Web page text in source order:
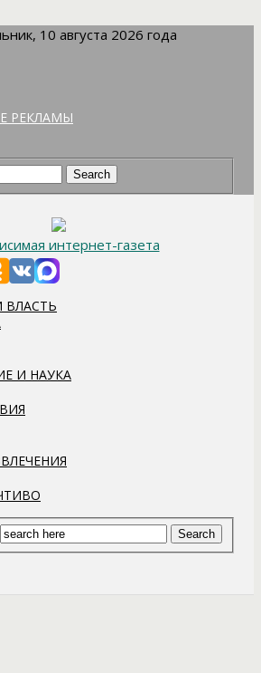
10 августа 2026 года
РЕКЛАМЫ
интернет-газета
ВЛАСТЬ
И НАУКА